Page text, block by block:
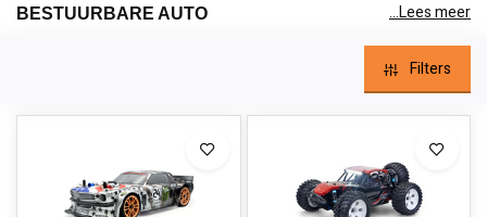
BESTUURBARE AUTO
Bestuurbare auto’s zijn er in verschillende maten en soorten,
elektrisch en benzine. En zeg nou eerlijk, iedere man wordt er toch
enthousiast van! Als je zo’n rc-auto voorbij ziet razen, trekt het
altijd bekijks. Bij RovanSports bieden wij een selectief assortiment
aangedreven. Welke van de twee is jouw tak van sport?
Ontdek ons assortiment rc-auto’s voor zowel beginners als
...Lees meer
Filters